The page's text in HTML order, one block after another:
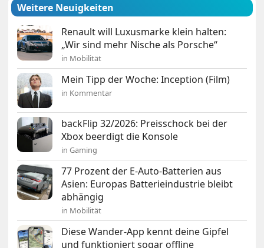
Weitere Neuigkeiten
Renault will Luxusmarke klein halten:
„Wir sind mehr Nische als Porsche“
in Mobilität
Mein Tipp der Woche: Inception (Film)
in Kommentar
backFlip 32/2026: Preisschock bei der
Xbox beerdigt die Konsole
in Gaming
77 Prozent der E-Auto-Batterien aus
Asien: Europas Batterieindustrie bleibt
abhängig
in Mobilität
Diese Wander-App kennt deine Gipfel
und funktioniert sogar offline